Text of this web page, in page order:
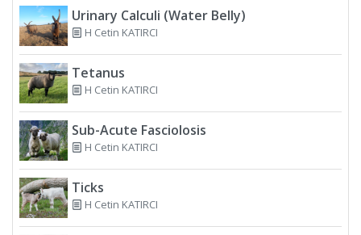
Urinary Calculi (Water Belly)
H Cetin KATIRCI
Tetanus
H Cetin KATIRCI
Sub-Acute Fasciolosis
H Cetin KATIRCI
Ticks
H Cetin KATIRCI